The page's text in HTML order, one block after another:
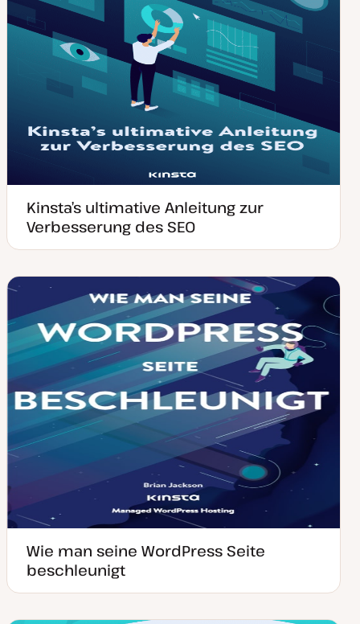
Kinsta’s ultimative Anleitung zur
Verbesserung des SEO
Wie man seine WordPress Seite
beschleunigt